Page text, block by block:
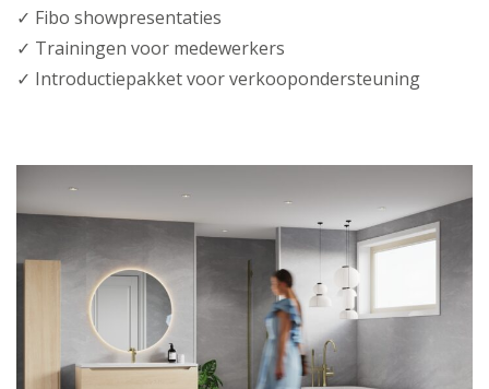
✓ Fibo showpresentaties
✓ Trainingen voor medewerkers
✓ Introductiepakket voor verkoopondersteuning